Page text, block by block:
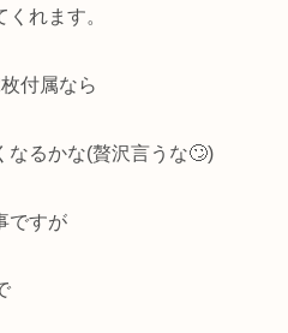
れます。
付属なら
なるかな(贅沢言うな🙄)
ですが